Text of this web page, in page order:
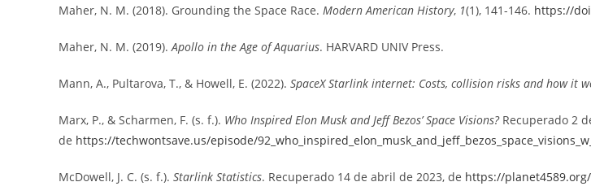
Maher, N. M. (2018). Grounding the Space Race. Modern American History, 1(1), 141-146. https://
Maher, N. M. (2019).Apollo in the Age of Aquarius. HARVARD UNIV Press.
Mann, A., Pultarova, T., & Howell, E. (2022). SpaceX Starlink internet: Costs, collision risks and how it
Marx, P., & Scharmen, F. (s. f.). Who Inspired Elon Musk and Jeff Bezos’ Space Visions?Recuperado 2
de https://techwontsave.us/episode/
McDowell, J. C. (s. f.). Starlink Statistics. Recuperado 14 de abril de 2023, de https://